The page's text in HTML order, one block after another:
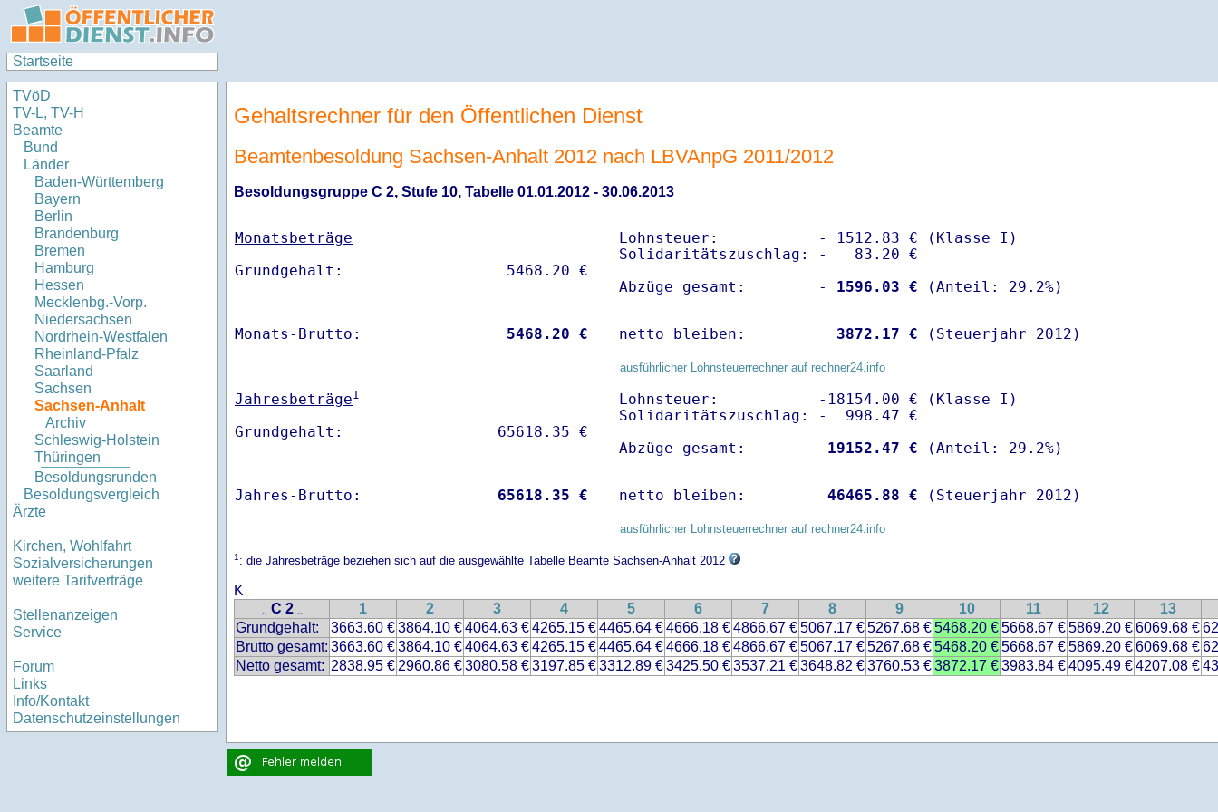
Startseite
TVöD
TV-L, TV-H
Beamte
Bund
Länder
Baden-Württemberg
Bayern
Berlin
Brandenburg
Bremen
Hamburg
Hessen
Mecklenbg.-Vorp.
Niedersachsen
Nordrhein-Westfalen
Rheinland-Pfalz
Saarland
Sachsen
Sachsen-Anhalt
Archiv
Schleswig-Holstein
Thüringen
Besoldungsrunden
Besoldungsvergleich
Ärzte
Kirchen, Wohlfahrt
Sozialversicherungen
weitere Tarifverträge
Stellenanzeigen
Service
Forum
Links
Info/Kontakt
Datenschutzeinstellungen
Gehaltsrechner für den Öffentlichen Dienst
Beamtenbesoldung Sachsen-Anhalt 2012 nach LBVAnpG 2011/2012
Besoldungsgruppe C 2, Stufe 10, Tabelle 01.01.2012 - 30.06.2013
Monatsbeträge
Lohnsteuer:           - 1512.83 € (Klasse I)
Solidaritätszuschlag: -   83.20 €
Abzüge gesamt:        -
1596.03 €
Monats-Brutto: 5468.20 € netto bleiben: 3872.17 € (Steuerjahr 2012)
ausführlicher Lohnsteuerrechner auf rechner24.info
Jahresbeträge1
Lohnsteuer:           -18154.00 € (Klasse I)
Solidaritätszuschlag: -  998.47 €
Abzüge gesamt:        - 19152.47 €
Jahres-Brutto: 65618.35 € netto bleiben: 46465.88 € (Steuerjahr 2012)
ausführlicher Lohnsteuerrechner auf rechner24.info
1: die Jahresbeträge beziehen sich auf die ausgewählte Tabelle Beamte Sachsen-Anhalt 2012
K
.. C 2 .. 1 2 3 4 5 6 7 8 9 10 11 12
13
Grundgehalt:
3663.60 €3864.10 €4064.63 €4265.15 €4465.64 €4666.18 €4866.67 €5067.17 €5267.68 €5468.20 €5668.67 €5869.20 €6069.68 €
Brutto gesamt: 3663.60 €3864.10 €4064.63 €4265.15 €4465.64 €4666.18 €4866.67 €5067.17 €5267.68 €5468.20 €5668.67 €5869.20 €6069.68 €
Netto gesamt: 2838.95 € 2960.86 €3080.58 €3197.85 €3312.89 €3425.50 €3537.21 €3648.82 €3760.53 €3872.17 €3983.84 €4095.49 €4207.08 €